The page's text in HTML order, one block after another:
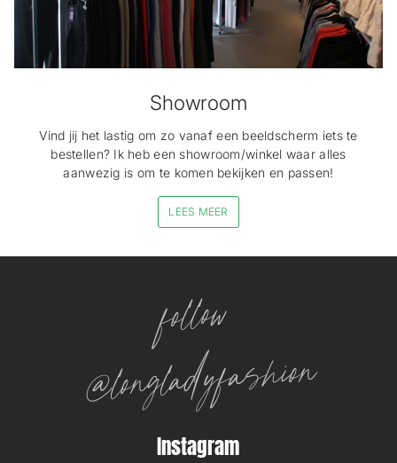
Showroom
Vind jij het lastig om zo vanaf een beeldscherm iets te
bestellen? Ik heb een showroom/winkel waar alles
aanwezig is om te komen bekijken en passen!
LEES MEER
follow
@longladyfashion
Instagram